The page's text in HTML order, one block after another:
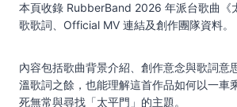
本頁收錄 RubberBand 2026 年派台歌曲《
歌歌詞、Official MV 連結及創作團隊資料。
內容包括歌曲背景介紹、創作意念與歌詞意
溫歌詞之餘，也能理解這首作品如何以一車
死無常與尋找「太平門」的主題。